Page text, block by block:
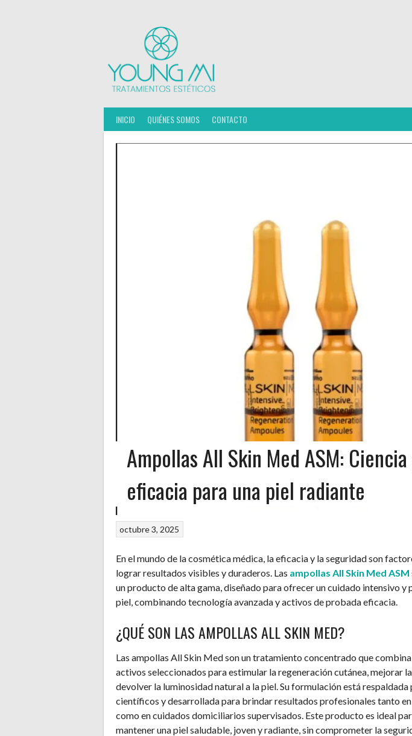
INICIO QUIÉNES SOMOS CONTACTO
Ampollas All Skin Med ASM:
eficacia para una piel radiante
octubre 3, 2025
En el mundo de la cosmética médica, la eficacia y la seguridad son
lograr resultados visibles y duraderos. Las ampollas All Skin Med ASM
un producto de alta gama, diseñado para ofrecer un cuidado intensivo y
piel, combinando tecnología avanzada y activos de probada eficacia.
¿QUÉ SON LAS AMPOLLAS ALL SKIN MED?
Las ampollas All Skin Med son un tratamiento concentrado que
activos seleccionados para estimular la regeneración cutánea, mejorar
devolver la luminosidad natural a la piel. Su formulación está respaldada
científicos y desarrollada para brindar resultados profesionales tanto
como en cuidados domiciliarios supervisados. Este producto es ideal
mantener una piel saludable, joven y radiante, sin comprometer la